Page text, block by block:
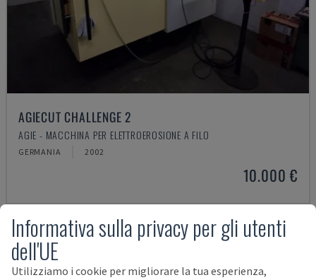
AGIECUT CHALLENGE 2
AGIE - MACCHINA PER ELETTROEROSIONE A FILO
GERMANIA 2002
10.000 €
Informativa sulla privacy per gli utenti
dell'UE
Utilizziamo i cookie per migliorare la tua esperienza,